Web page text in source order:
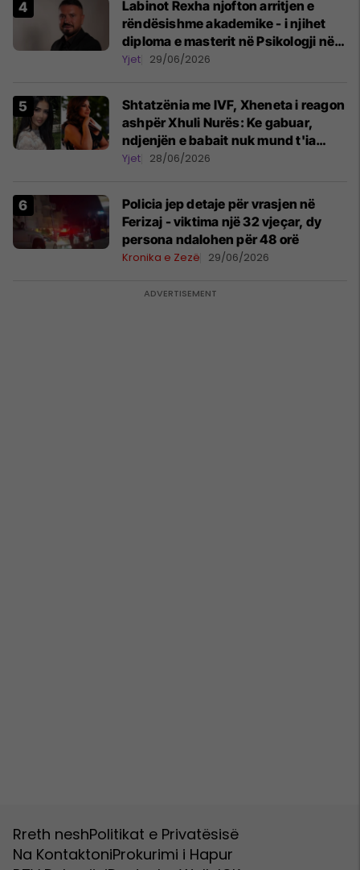
Labinot Rexha njofton arritjen e
rëndësishme akademike - i njihet
diploma e masterit në Psikologji në
Zvicër
Yjet 29/06/2026
Shtatzënia me IVF, Xheneta i reagon
ashpër Xhuli Nurës: Ke gabuar,
ndjenjën e babait nuk mund t'ia
plotësosh kurrë
Yjet 28/06/2026
Policia jep detaje për vrasjen në
Ferizaj - viktima një 32 vjeçar, dy
persona ndalohen për 48 orë
Kronika e Zezë 29/06/2026
Rreth neshPolitikat e Privatësisë
Na KontaktoniProkurimi i Hapur